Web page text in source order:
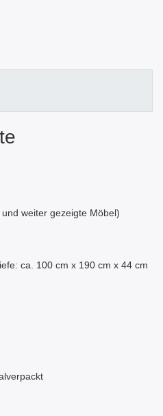
weiter gezeigte Möbel)
ca. 100 cm x 190 cm x 44 cm